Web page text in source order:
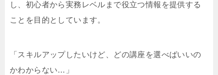
し、初心者から実務レベルまで役立つ情報を提供する
ことを目的としています。
「スキルアップしたいけど、どの講座を選べばいいの
かわからない…」